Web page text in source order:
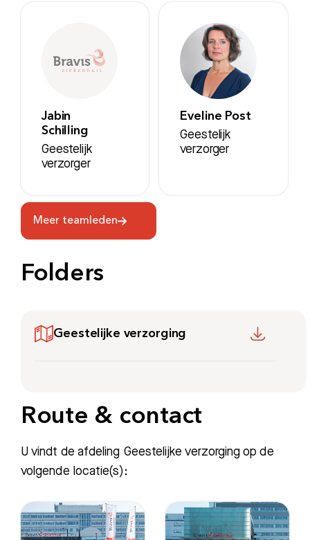
Afspraak maken
Jabin
Schilling
Geestelijk
verzorger
Eveline Post
Geestelijk
verzorger
Meer teamleden
Folders
Geestelijke verzorging
Route & contact
U vindt de afdeling Geestelijke verzorging op de
volgende locatie(s):